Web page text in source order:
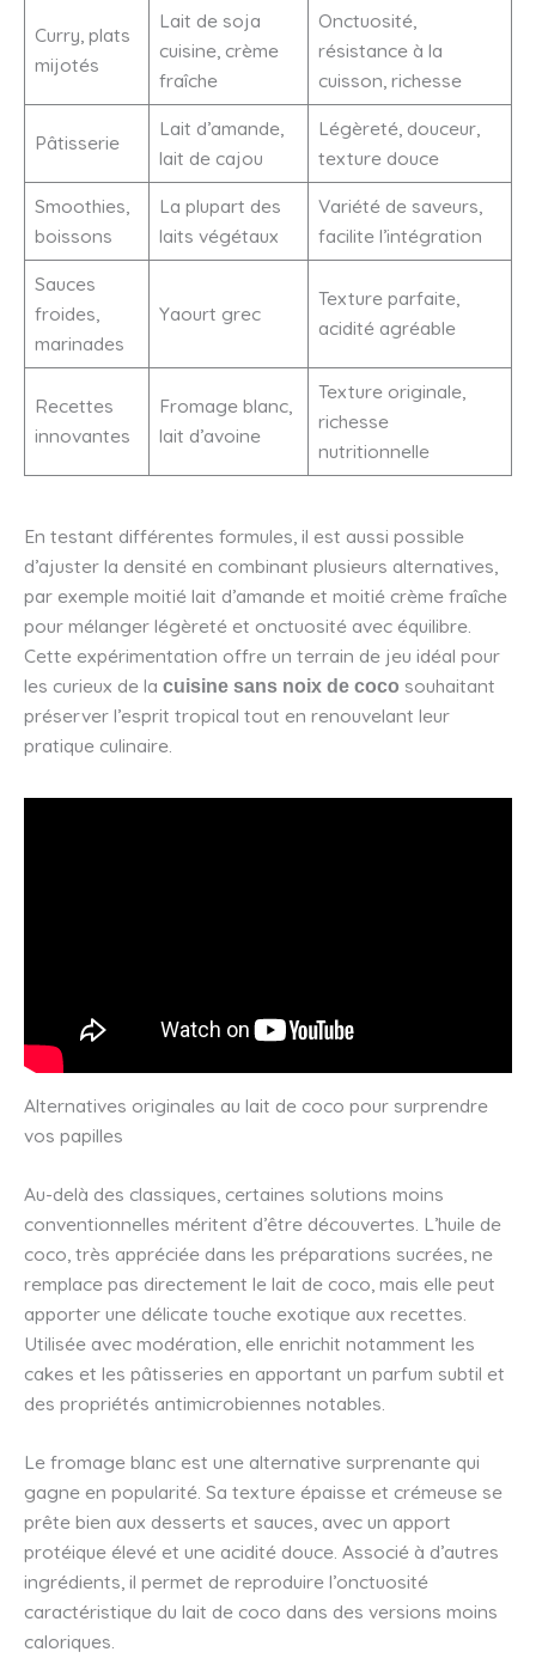
Curry, plats
mijotés
Lait de soja
cuisine, crème
fraîche
Onctuosité,
résistance à la
cuisson, richesse
Pâtisserie
Lait d’amande,
lait de cajou
Légèreté, douceur,
texture douce
Smoothies,
boissons
La plupart des
laits végétaux
Variété de saveurs,
facilite l’intégration
Sauces
froides,
marinades
Yaourt grec
Texture parfaite,
acidité agréable
Recettes
innovantes
Fromage blanc,
lait d’avoine
Texture originale,
richesse
nutritionnelle
En testant différentes formules, il est aussi possible
d’ajuster la densité en combinant plusieurs alternatives,
par exemple moitié lait d’amande et moitié crème fraîche
pour mélanger légèreté et onctuosité avec équilibre.
Cette expérimentation offre un terrain de jeu idéal pour
les curieux de la cuisine sans noix de coco souhaitant
préserver l’esprit tropical tout en renouvelant leur
pratique culinaire.
Alternatives originales au lait de coco pour surprendre
vos papilles
Au-delà des classiques, certaines solutions moins
conventionnelles méritent d’être découvertes. L’huile de
coco, très appréciée dans les préparations sucrées, ne
remplace pas directement le lait de coco, mais elle peut
apporter une délicate touche exotique aux recettes.
Utilisée avec modération, elle enrichit notamment les
cakes et les pâtisseries en apportant un parfum subtil et
des propriétés antimicrobiennes notables.
Le fromage blanc est une alternative surprenante qui
gagne en popularité. Sa texture épaisse et crémeuse se
prête bien aux desserts et sauces, avec un apport
protéique élevé et une acidité douce. Associé à d’autres
ingrédients, il permet de reproduire l’onctuosité
caractéristique du lait de coco dans des versions moins
caloriques.